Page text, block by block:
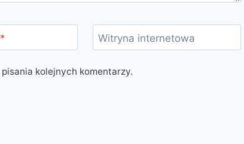
* Witryna internetowa
kolejnych komentarzy.